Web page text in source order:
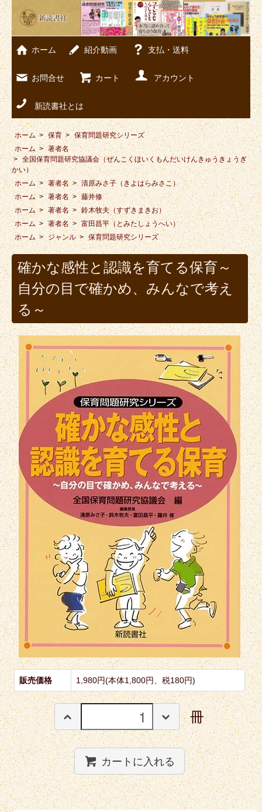
ホーム 紹介動画 支払・送料
お問合せ カート アカウント
新読書社とは
ホーム > 保育 > 保育問題研究シリーズ
ホーム > 著者名
> 全国保育問題研究協議会（ぜんこくほいくもんだいけんきゅうきょうぎ
かい）
ホーム > 著者名 > 清原みさ子（きよはらみさこ）
ホーム > 著者名 > 藤井修
ホーム > 著者名 > 鈴木牧夫（すずきまきお）
ホーム > 著者名 > 富田昌平（とみたしょうへい）
ホーム > ジャンル > 保育問題研究シリーズ
確かな感性と認識を育てる保育～
自分の目で確かめ、みんなで考え
る～
販売価格 1,980円(本体1,800円、税180円)
冊
カートに入れる